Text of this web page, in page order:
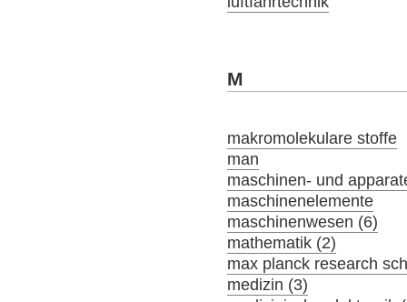
M
makromolekulare stoffe
man
maschinen- und
maschinenelemente
maschinenwesen (6)
mathematik (2)
max planck research
medizin (3)